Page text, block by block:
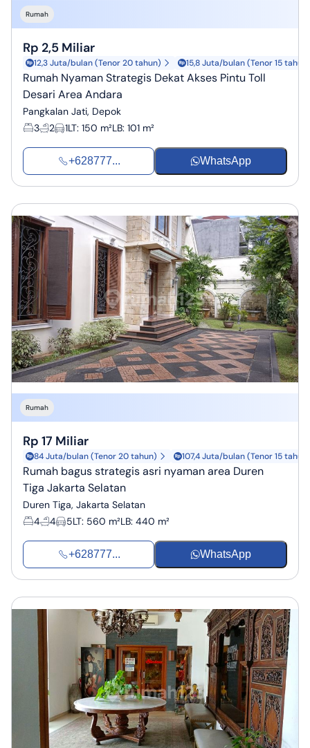
Rumah
Rp 2,5 Miliar
12,3 Juta/bulan (Tenor 20 tahun) 15,8 Juta/bulan (Tenor 15 tahun)
Rumah Nyaman Strategis Dekat Akses Pintu Toll
Desari Area Andara
Pangkalan Jati, Depok
3
2 1LT: 150 m²LB: 101 m²
+628777... WhatsApp
Rumah
Rp 17 Miliar
84 Juta/bulan (Tenor 20 tahun) 107,4 Juta/bulan (Tenor 15 tahun)
Rumah bagus strategis asri nyaman area Duren
Tiga Jakarta Selatan
Duren Tiga, Jakarta Selatan
4
4 5LT: 560 m²LB: 440 m²
+628777... WhatsApp